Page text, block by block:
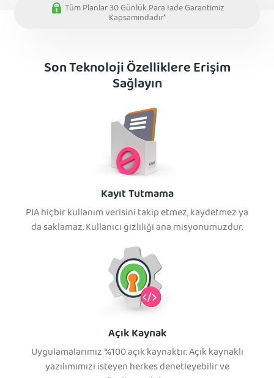
Tüm Planlar 30 Günlük Para İade Garantimiz
Kapsamındadır*
Son Teknoloji Özelliklere Erişim
Sağlayın
Kayıt Tutmama
PIA hiçbir kullanım verisini takip etmez, kaydetmez ya
da saklamaz. Kullanıcı gizliliği ana misyonumuzdur.
Açık Kaynak
Uygulamalarımız %100 açık kaynaktır. Açık kaynaklı
yazılımımızı isteyen herkes denetleyebilir ve